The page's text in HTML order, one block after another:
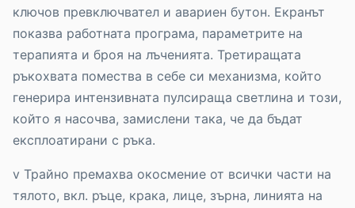
ключов превключвател и авариен бутон. Екранът
показва работната програма, параметрите на
терапията и броя на лъченията. Третиращата
ръкохвата помества в себе си механизма, който
генерира интензивната пулсираща светлина и този,
който я насочва, замислени така, че да бъдат
експлоатирани с ръка.
v Трайно премахва окосмение от всички части на
тялото, вкл. ръце, крака, лице, зърна, линията на